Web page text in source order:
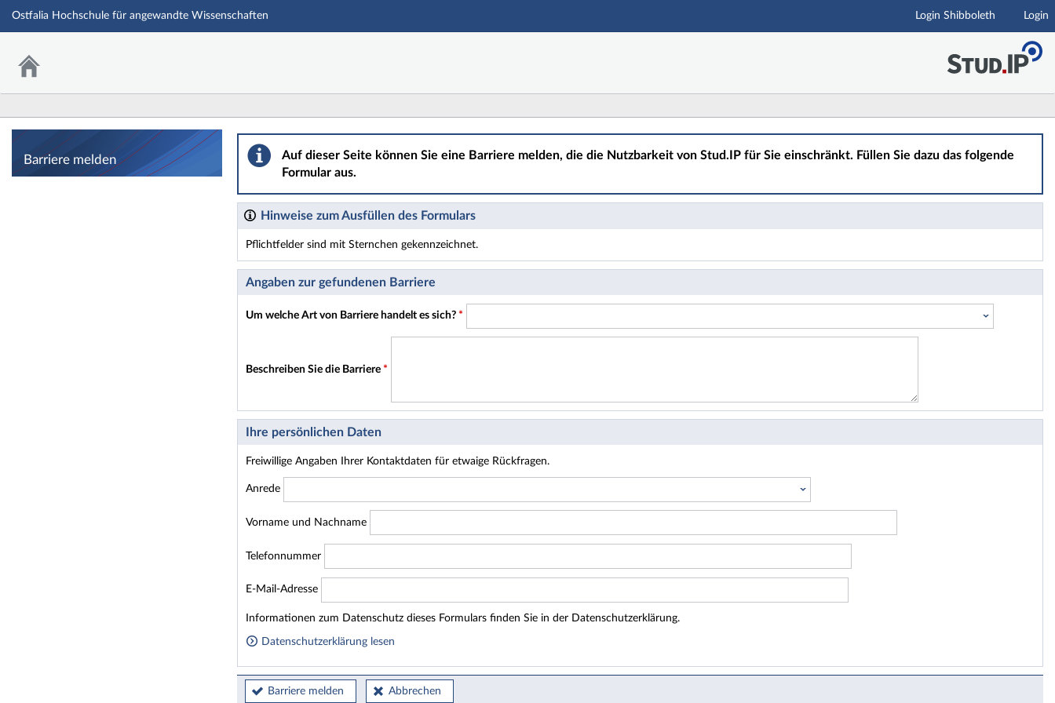
Hauptnavigation
Ostfalia Hochschule für angewandte Wissenschaften Login Shibboleth Login
Barriere melden
Barriere melden
Auf dieser Seite können Sie eine Barriere melden, die die Nutzbarkeit von Stud.IP für Sie einschränkt. Füllen Sie dazu das folgende
Formular aus.
Hinweise zum Ausfüllen des Formulars
Pflichtfelder sind mit Sternchen gekennzeichnet.
Dieses Formular enthält Pflichtfelder.
Angaben zur gefundenen Barriere
Um welche Art von Barriere handelt es sich? *
Beschreiben Sie die Barriere *
Ihre persönlichen Daten
Freiwillige Angaben Ihrer Kontaktdaten für etwaige Rückfragen.
Anrede
Vorname und Nachname
Telefonnummer
E-Mail-Adresse
Homepage
Informationen zum Datenschutz dieses Formulars finden Sie in der Datenschutzerklärung.
Datenschutzerklärung lesen
Barriere melden Abbrechen